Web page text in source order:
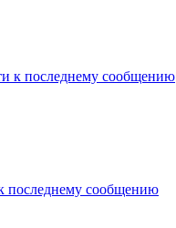
к последнему сообщению
последнему сообщению